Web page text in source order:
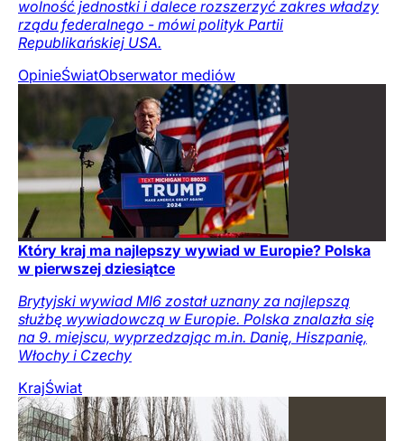
wolność jednostki i dalece rozszerzyć zakres władzy
rządu federalnego - mówi polityk Partii
Republikańskiej USA.
OpinieŚwiatObserwator mediów
Który kraj ma najlepszy wywiad w Europie? Polska
w pierwszej dziesiątce
Brytyjski wywiad MI6 został uznany za najlepszą
służbę wywiadowczą w Europie. Polska znalazła się
na 9. miejscu, wyprzedzając m.in. Danię, Hiszpanię,
Włochy i Czechy
KrajŚwiat